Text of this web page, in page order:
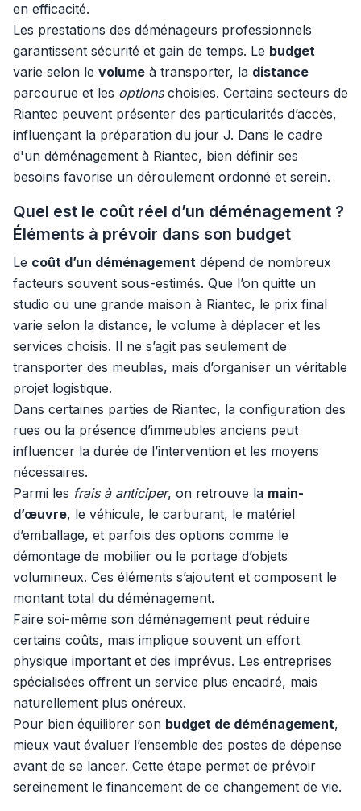
en efficacité.
Les prestations des déménageurs professionnels
garantissent sécurité et gain de temps. Le budget
varie selon le volume à transporter, la distance
parcourue et les optionschoisies. Certains secteurs de
Riantec peuvent présenter des particularités d’accès,
influençant la préparation du jour J. Dans le cadre
d'un déménagement à Riantec, bien définir ses
besoins favorise un déroulement ordonné et serein.
Quel est le coût réel d’un déménagement ?
Éléments à prévoir dans son budget
Le coût d’un déménagement dépend de nombreux
facteurs souvent sous-estimés. Que l’on quitte un
studio ou une grande maison à Riantec, le prix final
varie selon la distance, le volume à déplacer et les
services choisis. Il ne s’agit pas seulement de
transporter des meubles, mais d’organiser un véritable
projet logistique.
Dans certaines parties de Riantec, la configuration des
rues ou la présence d’immeubles anciens peut
influencer la durée de l’intervention et les moyens
nécessaires.
Parmi les frais à anticiper, on retrouve la main-
d’œuvre, le véhicule, le carburant, le matériel
d’emballage, et parfois des options comme le
démontage de mobilier ou le portage d’objets
volumineux. Ces éléments s’ajoutent et composent le
montant total du déménagement.
Faire soi-même son déménagement peut réduire
certains coûts, mais implique souvent un effort
physique important et des imprévus. Les entreprises
spécialisées offrent un service plus encadré, mais
naturellement plus onéreux.
Pour bien équilibrer son budget de déménagement,
mieux vaut évaluer l’ensemble des postes de dépense
avant de se lancer. Cette étape permet de prévoir
sereinement le financement de ce changement de vie.